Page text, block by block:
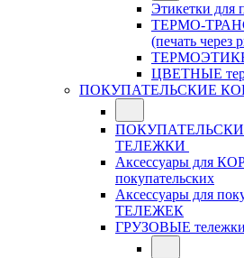
Этикетки для
ТЕРМО-
(печать через
ЦВЕТНЫЕ
ПОКУПАТЕЛЬСКИЕ
ТЕЛЕЖКИ
Аксессуары для
покупательских
Аксессуары для
ТЕЛЕЖЕК
ГРУЗОВЫЕ тележки